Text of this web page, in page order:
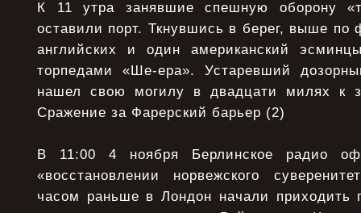
К 11 утра занявшие спешную оборону
оставили порт. Ткнувшись в берег, выше по
английских и один американский
торпедами «Ше-ера». Устаревший
нашел свою могилу в двадцати милях к
Сражение за Фарерский барьер (2)
В 11:00 4 ноября Берлинское радио
«восстановлении норвежского
часом раньше в Лондон начали приходить